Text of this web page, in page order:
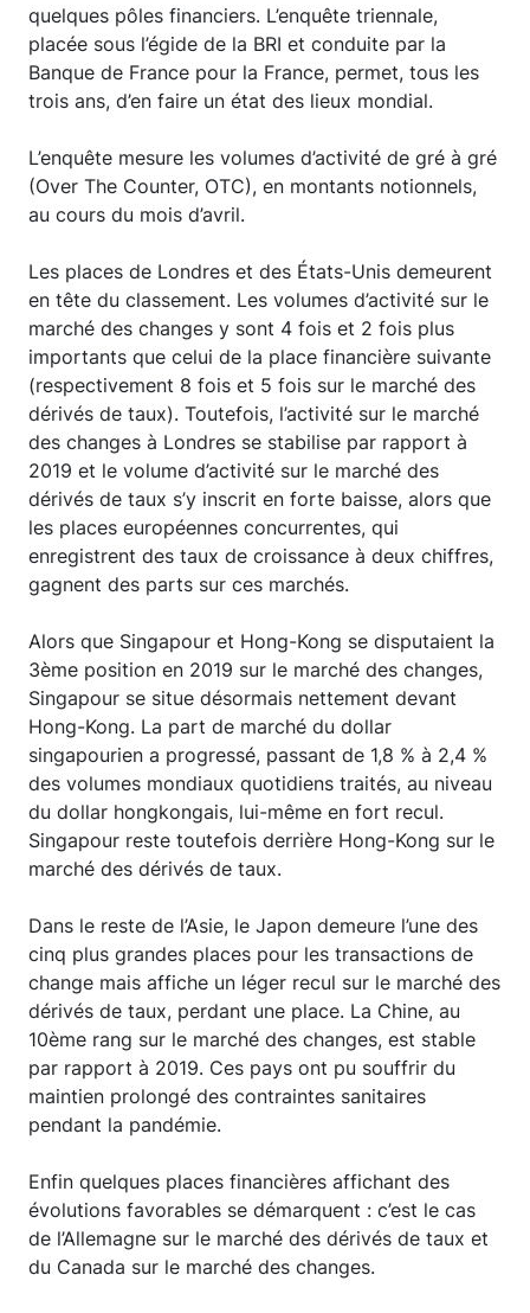
quelques pôles financiers. L’enquête triennale,
placée sous l’égide de la BRI et conduite par la
Banque de France pour la France, permet, tous les
trois ans, d’en faire un état des lieux mondial.
L’enquête mesure les volumes d’activité de gré à gré
(Over The Counter, OTC), en montants notionnels,
au cours du mois d’avril.
Les places de Londres et des États-Unis demeurent
en tête du classement. Les volumes d’activité sur le
marché des changes y sont 4 fois et 2 fois plus
importants que celui de la place financière suivante
(respectivement 8 fois et 5 fois sur le marché des
dérivés de taux). Toutefois, l’activité sur le marché
des changes à Londres se stabilise par rapport à
2019 et le volume d’activité sur le marché des
dérivés de taux s’y inscrit en forte baisse, alors que
les places européennes concurrentes, qui
enregistrent des taux de croissance à deux chiffres,
gagnent des parts sur ces marchés.
Alors que Singapour et Hong-Kong se disputaient la
3ème position en 2019 sur le marché des changes,
Singapour se situe désormais nettement devant
Hong-Kong. La part de marché du dollar
singapourien a progressé, passant de 1,8 % à 2,4 %
des volumes mondiaux quotidiens traités, au niveau
du dollar hongkongais, lui-même en fort recul.
Singapour reste toutefois derrière Hong-Kong sur le
marché des dérivés de taux.
Dans le reste de l’Asie, le Japon demeure l’une des
cinq plus grandes places pour les transactions de
change mais affiche un léger recul sur le marché des
dérivés de taux, perdant une place. La Chine, au
10ème rang sur le marché des changes, est stable
par rapport à 2019. Ces pays ont pu souffrir du
maintien prolongé des contraintes sanitaires
pendant la pandémie.
Enfin quelques places financières affichant des
évolutions favorables se démarquent : c’est le cas
de l’Allemagne sur le marché des dérivés de taux et
du Canada sur le marché des changes.